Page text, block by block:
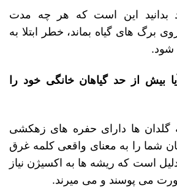
بدانید این است که هر چه مدت
برگ های گیاه بماند، خطر ابتلا به
شود.
بیش از حد گیاهان خانگی خود را
گلدان ها دارای حفره های زهکشی
شما را به معنای واقعی کلمه غرق
است که ریشه ها به اکسیژن نیاز
می پوسند و می میرند.